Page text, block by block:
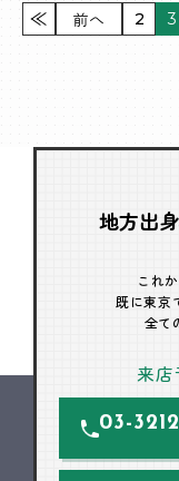
前へ 2 3
地方出
これ
既に東京
全て
来
03-